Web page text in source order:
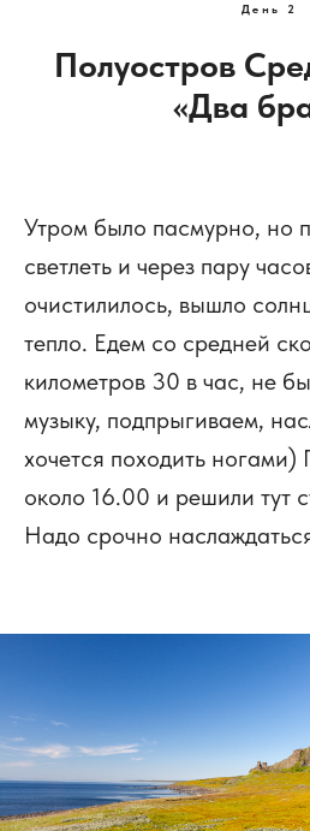
День 2
Полуостров
«Два
Утром было пасмурно, но
светлеть и через пару
очистилилось, вышло
тепло. Едем со средней
километров 30 в час, не
музыку, подпрыгиваем,
хочется походить
около 16.00 и решили тут
Надо срочно